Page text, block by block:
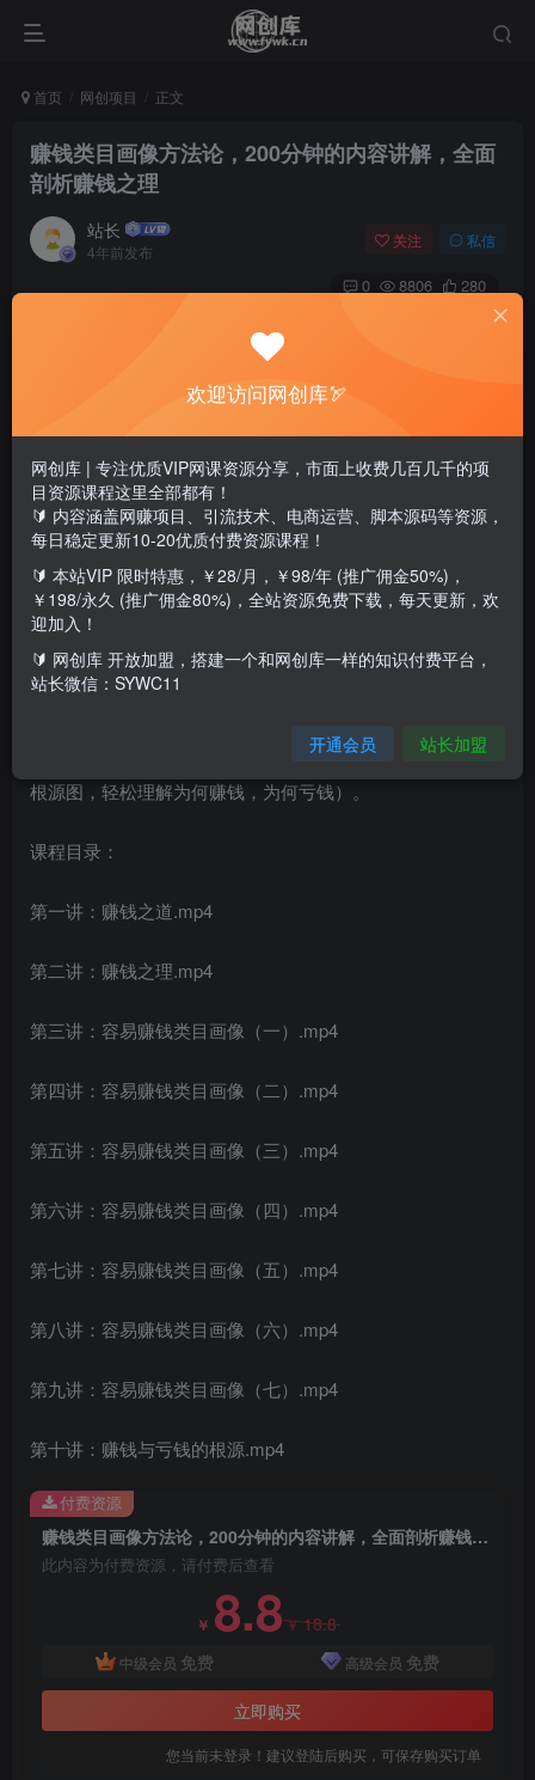
首页 网创项目 正文
赚钱类目画像方法论，200分钟的内容讲解，全面
剖析赚钱之理
站长
4年前发布
关注 私信
0 8806 280
课程介绍：
赚钱类目画像方法论，价值1299元。200分钟的内容讲解，
全面剖析赚钱之理。课程收获：市场诞生期（成长，分化，
对手，利润，门槛，优势的关系）、根源图（赚钱与亏钱的
根源图，轻松理解为何赚钱，为何亏钱）。
课程目录：
第一讲：赚钱之道.mp4
第二讲：赚钱之理.mp4
第三讲：容易赚钱类目画像（一）.mp4
第四讲：容易赚钱类目画像（二）.mp4
第五讲：容易赚钱类目画像（三）.mp4
第六讲：容易赚钱类目画像（四）.mp4
第七讲：容易赚钱类目画像（五）.mp4
第八讲：容易赚钱类目画像（六）.mp4
第九讲：容易赚钱类目画像（七）.mp4
第十讲：赚钱与亏钱的根源.mp4
赚钱类目画像方法论，200分钟的内容讲解，全面剖析赚钱之理
此内容为付费资源，请付费后查看
￥ 8.8￥18.8
中级会员 免费 高级会员 免费
立即购买
您当前未登录！建议登陆后购买，可保存购买订单
付费资源
欢迎访问网创库🏹
网创库 | 专注优质VIP网课资源分享，市面上收费几百几千的项
目资源课程这里全部都有！
🔰 内容涵盖网赚项目、引流技术、电商运营、脚本源码等资源，
每日稳定更新10-20优质付费资源课程！
🔰 本站VIP 限时特惠，￥28/月，￥98/年 (推广佣金50%)，
￥198/永久 (推广佣金80%)，全站资源免费下载，每天更新，欢
迎加入！
🔰 网创库 开放加盟，搭建一个和网创库一样的知识付费平台，
站长微信：SYWC11
开通会员 站长加盟